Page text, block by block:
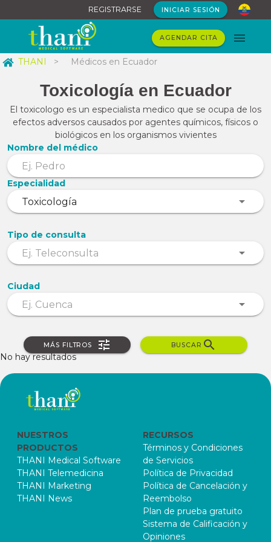
REGISTRARSE INICIAR SESIÓN
AGENDAR CITA
THANI > Médicos en Ecuador
Toxicología en Ecuador
El toxicologo es un especialista medico que se ocupa de los
efectos adversos causados por agentes químicos, físicos o
biológicos en los organismos vivientes
Nombre del médico
Especialidad
Tipo de consulta
Ciudad
MÁS FILTROS BUSCAR
No hay resultados
NUESTROS
PRODUCTOS
THANI Medical Software
THANI Telemedicina
THANI Marketing
THANI News
RECURSOS
Términos y Condiciones
de Servicios
Política de Privacidad
Política de Cancelación y
Reembolso
Plan de prueba gratuito
Sistema de Calificación y
Opiniones